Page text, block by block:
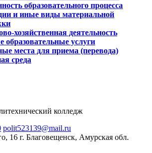
образовательного процесса
и иные виды материальной
хозяйственная деятельность
образовательные услуги
места для приема (перевода)
среда
колледж
polit523139@mail.ru
16 г. Благовещенск, Амурская обл.